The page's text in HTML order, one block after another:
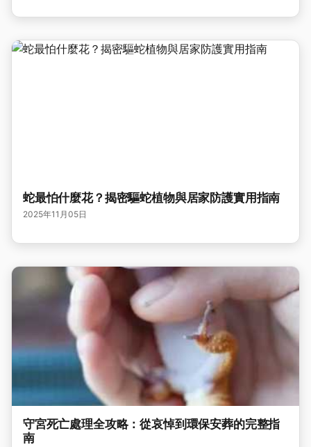
蛇最怕什麼花？揭密驅蛇植物與居家防護實用指南
2025年11月05日
守宮死亡處理全攻略：從哀悼到環保安葬的完整指
南